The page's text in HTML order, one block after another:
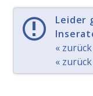
Leider
«
«